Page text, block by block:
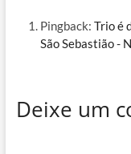
Pingback: Trio é
São Sebastião -
Deixe um